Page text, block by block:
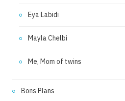
Eya Labidi
Mayla Chelbi
Me, Mom of twins
Bons Plans